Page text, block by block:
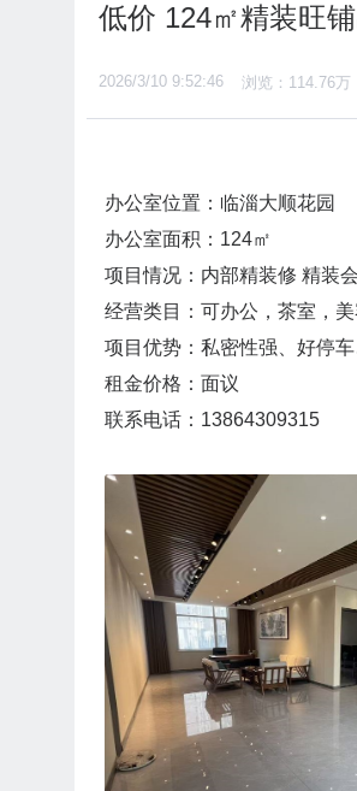
低价 124㎡精装旺铺
2026/3/10 9:52:46 浏览：114.76万
办公室位置：临淄大顺花园
办公室面积：124㎡
项目情况：内部精装修 精装
经营类目：可办公，茶室，
项目优势：私密性强、好停
租金价格：面议
联系电话：13864309315